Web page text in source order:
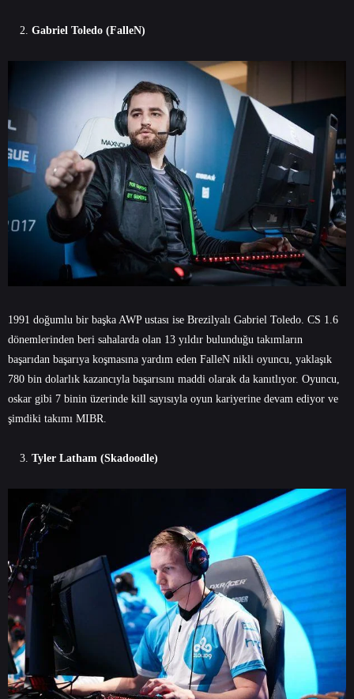
Gabriel Toledo (FalleN)
1991 doğumlu bir başka AWP ustası ise Brezilyalı Gabriel Toledo. CS 1.6
dönemlerinden beri sahalarda olan 13 yıldır bulunduğu takımların
başarıdan başarıya koşmasına yardım eden FalleN nikli oyuncu, yaklaşık
780 bin dolarlık kazancıyla başarısını maddi olarak da kanıtlıyor. Oyuncu,
oskar gibi 7 binin üzerinde kill sayısıyla oyun kariyerine devam ediyor ve
şimdiki takımı MIBR.
Tyler Latham (Skadoodle)